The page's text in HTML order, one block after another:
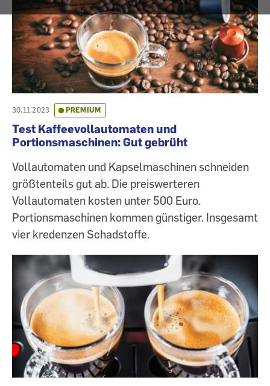
30.11.2023 PREMIUM
Test Kaffeevollautomaten und
Portionsmaschinen: Gut gebrüht
Vollautomaten und Kapselmaschinen schneiden
größtenteils gut ab. Die preiswerteren
Vollautomaten kosten unter 500 Euro.
Portionsmaschinen kommen günstiger. Insgesamt
vier kredenzen Schadstoffe.